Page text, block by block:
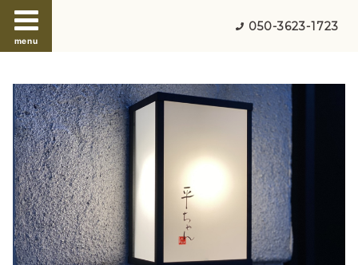
menu
050-3623-1723